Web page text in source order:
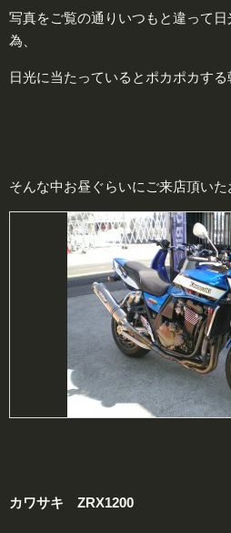
写真をご覧の通りいつもと違って
為、
日光に当たっているとポカポカする
そんな中お昼ぐらいにご来店頂いた
カワサキ ZRX1200